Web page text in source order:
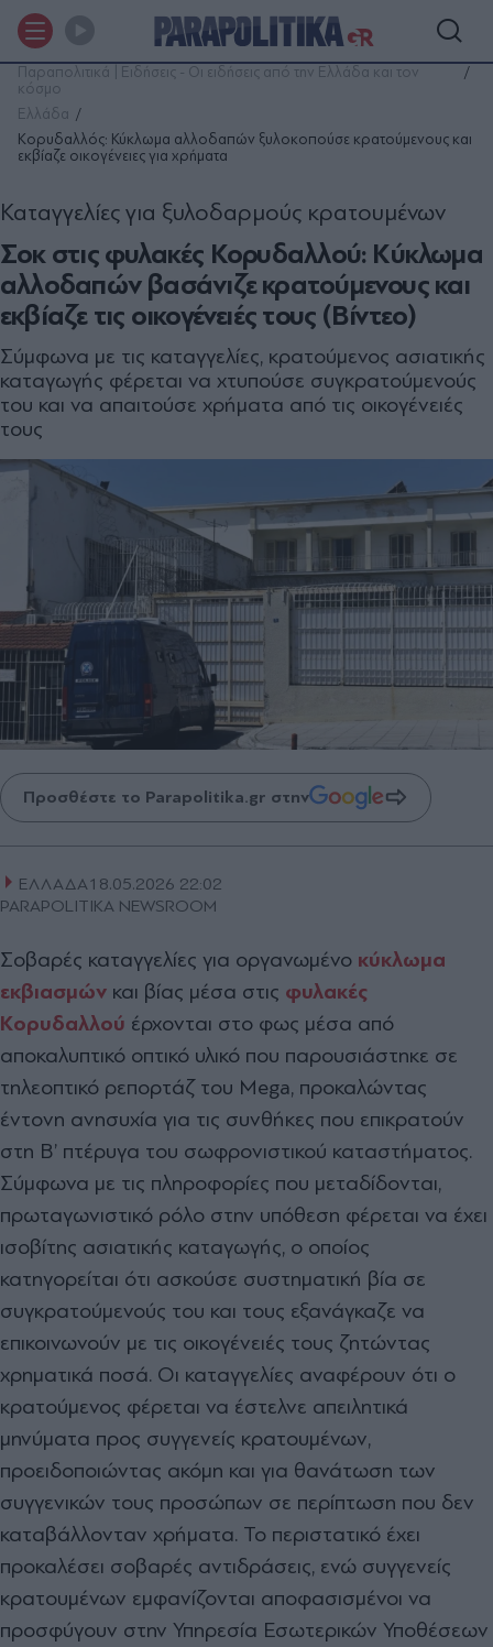
Παραπολιτικά | Ειδήσεις - Οι ειδήσεις από την Ελλάδα και τον
κόσμο
Ελλάδα
Κορυδαλλός: Κύκλωμα αλλοδαπών ξυλοκοπούσε κρατούμενους και
εκβίαζε οικογένειες για χρήματα
Σοκ στις φυλακές Κορυδαλλού: Κύκλωμα
αλλοδαπών βασάνιζε κρατούμενους και
εκβίαζε τις οικογένειές τους (Βίντεο)
Καταγγελίες για ξυλοδαρμούς κρατουμένων
Σύμφωνα με τις καταγγελίες, κρατούμενος ασιατικής
καταγωγής φέρεται να χτυπούσε συγκρατούμενούς
του και να απαιτούσε χρήματα από τις οικογένειές
τους
Προσθέστε το Parapolitika.gr στην
ΕΛΛΑΔΑ18.05.2026 22:02
PARAPOLITIKA NEWSROOM
Σοβαρές καταγγελίες για οργανωμένο κύκλωμα
εκβιασμών και βίας μέσα στις φυλακές
Κορυδαλλού έρχονται στο φως μέσα από
αποκαλυπτικό οπτικό υλικό που παρουσιάστηκε σε
τηλεοπτικό ρεπορτάζ του Mega, προκαλώντας
έντονη ανησυχία για τις συνθήκες που επικρατούν
στη Β’ πτέρυγα του σωφρονιστικού καταστήματος.
Σύμφωνα με τις πληροφορίες που μεταδίδονται,
πρωταγωνιστικό ρόλο στην υπόθεση φέρεται να έχει
ισοβίτης ασιατικής καταγωγής, ο οποίος
κατηγορείται ότι ασκούσε συστηματική βία σε
συγκρατούμενούς του και τους εξανάγκαζε να
επικοινωνούν με τις οικογένειές τους ζητώντας
χρηματικά ποσά. Οι καταγγελίες αναφέρουν ότι ο
κρατούμενος φέρεται να έστελνε απειλητικά
μηνύματα προς συγγενείς κρατουμένων,
προειδοποιώντας ακόμη και για θανάτωση των
συγγενικών τους προσώπων σε περίπτωση που δεν
καταβάλλονταν χρήματα. Το περιστατικό έχει
προκαλέσει σοβαρές αντιδράσεις, ενώ συγγενείς
κρατουμένων εμφανίζονται αποφασισμένοι να
προσφύγουν στην Υπηρεσία Εσωτερικών Υποθέσεων